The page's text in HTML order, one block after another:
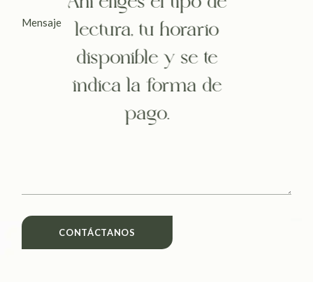
lectura, tu horario
disponible y se te
indica la forma de
pago.
CONTÁCTANOS